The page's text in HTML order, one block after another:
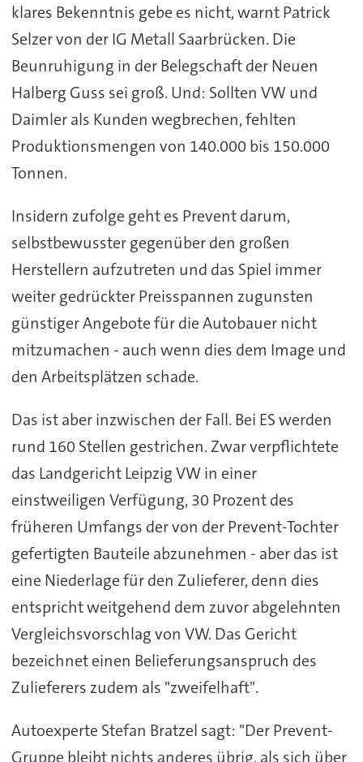
klares Bekenntnis gebe es nicht, warnt Patrick
Selzer von der IG Metall Saarbrücken. Die
Beunruhigung in der Belegschaft der Neuen
Halberg Guss sei groß. Und: Sollten VW und
Daimler als Kunden wegbrechen, fehlten
Produktionsmengen von 140.000 bis 150.000
Tonnen.
Insidern zufolge geht es Prevent darum,
selbstbewusster gegenüber den großen
Herstellern aufzutreten und das Spiel immer
weiter gedrückter Preisspannen zugunsten
günstiger Angebote für die Autobauer nicht
mitzumachen - auch wenn dies dem Image und
den Arbeitsplätzen schade.
Das ist aber inzwischen der Fall. Bei ES werden
rund 160 Stellen gestrichen. Zwar verpflichtete
das Landgericht Leipzig VW in einer
einstweiligen Verfügung, 30 Prozent des
früheren Umfangs der von der Prevent-Tochter
gefertigten Bauteile abzunehmen - aber das ist
eine Niederlage für den Zulieferer, denn dies
entspricht weitgehend dem zuvor abgelehnten
Vergleichsvorschlag von VW. Das Gericht
bezeichnet einen Belieferungsanspruch des
Zulieferers zudem als "zweifelhaft".
Autoexperte Stefan Bratzel sagt: "Der Prevent-
Gruppe bleibt nichts anderes übrig, als sich über